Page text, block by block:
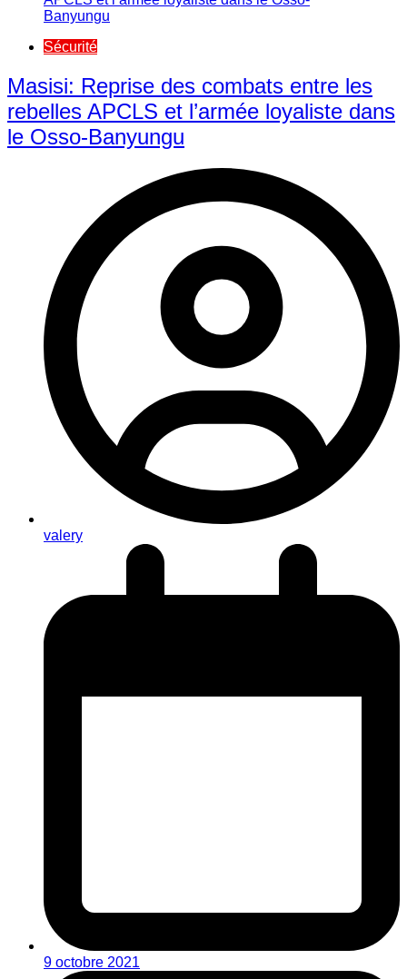
Sécurité
Masisi: Reprise des combats entre les
rebelles APCLS et l’armée loyaliste dans
le Osso-Banyungu
valery
9 octobre 2021